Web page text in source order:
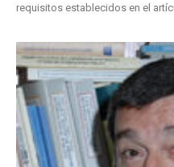
requisitos establecidos en el